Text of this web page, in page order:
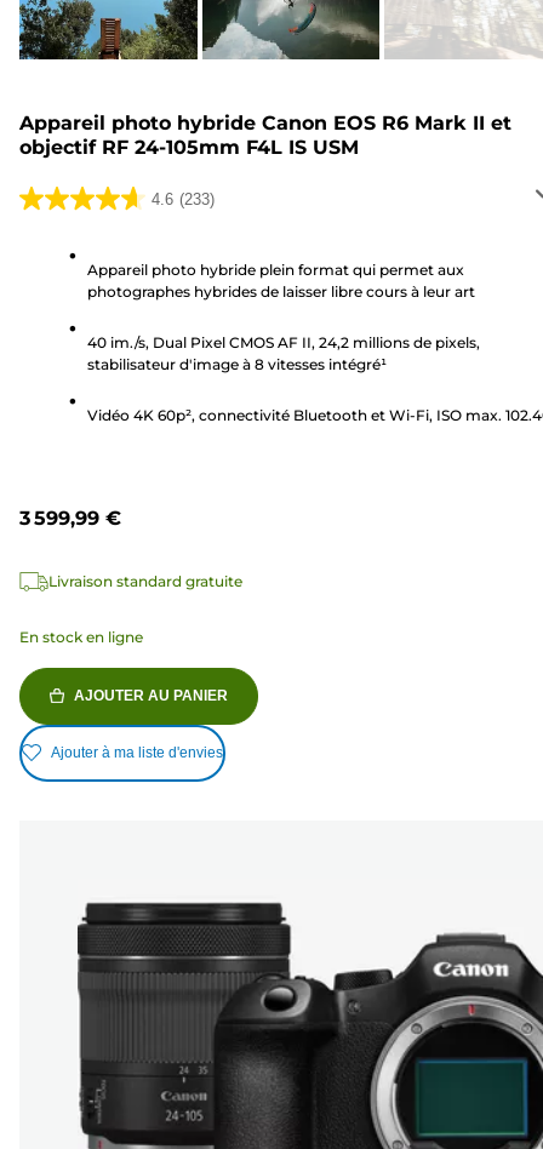
Appareil photo hybride Canon EOS R6 Mark II et
objectif RF 24-105mm F4L IS USM
4.6 (233)
4.6
Appareil photo hybride plein format qui permet aux
photographes hybrides de laisser libre cours à leur art
40 im./s, Dual Pixel CMOS AF II, 24,2 millions de pixels,
stabilisateur d'image à 8 vitesses intégré¹
Vidéo 4K 60p², connectivité Bluetooth et Wi-Fi, ISO max.
3 599,99 €
Livraison standard gratuite
En stock en ligne
AJOUTER AU PANIER
Ajouter à ma liste d'envies